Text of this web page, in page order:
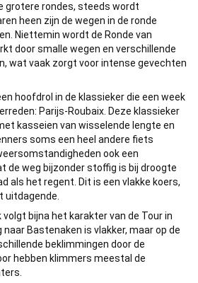
grotere rondes, steeds wordt
heen zijn de wegen in de ronde
Niettemin wordt de Ronde van
door smalle wegen en verschillende
wat vaak zorgt voor intense gevechten
hoofdrol in de klassieker die een week
Parijs-Roubaix. Deze klassieker
kasseien van wisselende lengte en
soms een heel andere fiets
ook een
de weg bijzonder stoffig is bij droogte
als het regent. Dit is een vlakke koers,
uitdagende.
volgt bijna het karakter van de Tour in
naar Bastenaken is vlakker, maar op de
beklimmingen door de
hebben klimmers meestal de